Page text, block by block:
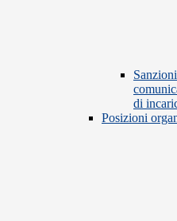
di
Posizioni